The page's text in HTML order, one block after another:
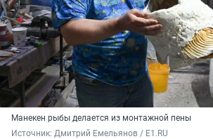
Манекен рыбы делается из монтажной пены
Источник: Дмитрий Емельянов / E1.RU